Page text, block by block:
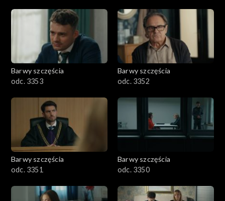
Barwy szczęścia
odc. 3353
Barwy szczęścia
odc. 3352
Barwy szczęścia
odc. 3351
Barwy szczęścia
odc. 3350